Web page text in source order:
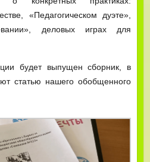
«Педагогическом дуэте»,
деловых играх для
будет выпущен сборник, в
статью нашего обобщенного